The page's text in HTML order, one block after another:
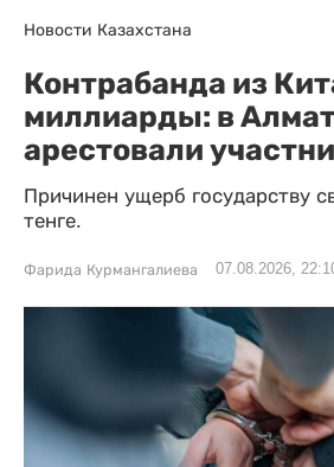
Новости Казахстана
Контрабанда из
миллиарды: в
арестовали
Причинен ущерб государству
тенге.
Фарида Курмангалиева 07.08.2026,